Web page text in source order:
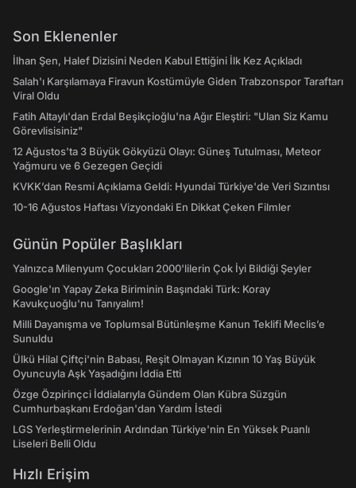
Son Eklenenler
İlhan Şen, Halef Dizisini Neden Kabul Ettiğini İlk Kez Açıkladı
Salah'ı Karşılamaya Firavun Kostümüyle Giden Trabzonspor Taraftarı
Viral Oldu
Fatih Altaylı'dan Erdal Beşikçioğlu'na Ağır Eleştiri: "Ulan Siz Kamu
Görevlisisiniz"
12 Ağustos'ta 3 Büyük Gökyüzü Olayı: Güneş Tutulması, Meteor
Yağmuru ve 6 Gezegen Geçidi
KVKK’dan Resmi Açıklama Geldi: Hyundai Türkiye'de Veri Sızıntısı
10-16 Ağustos Haftası Vizyondaki En Dikkat Çeken Filmler
Günün Popüler Başlıkları
Yalnızca Milenyum Çocukları 2000'lilerin Çok İyi Bildiği Şeyler
Google'ın Yapay Zeka Biriminin Başındaki Türk: Koray
Kavukçuoğlu'nu Tanıyalım!
Milli Dayanışma ve Toplumsal Bütünleşme Kanun Teklifi Meclis’e
Sunuldu
Ülkü Hilal Çiftçi'nin Babası, Reşit Olmayan Kızının 10 Yaş Büyük
Oyuncuyla Aşk Yaşadığını İddia Etti
Özge Özpirinçci İddialarıyla Gündem Olan Kübra Süzgün
Cumhurbaşkanı Erdoğan'dan Yardım İstedi
LGS Yerleştirmelerinin Ardından Türkiye'nin En Yüksek Puanlı
Liseleri Belli Oldu
Hızlı Erişim